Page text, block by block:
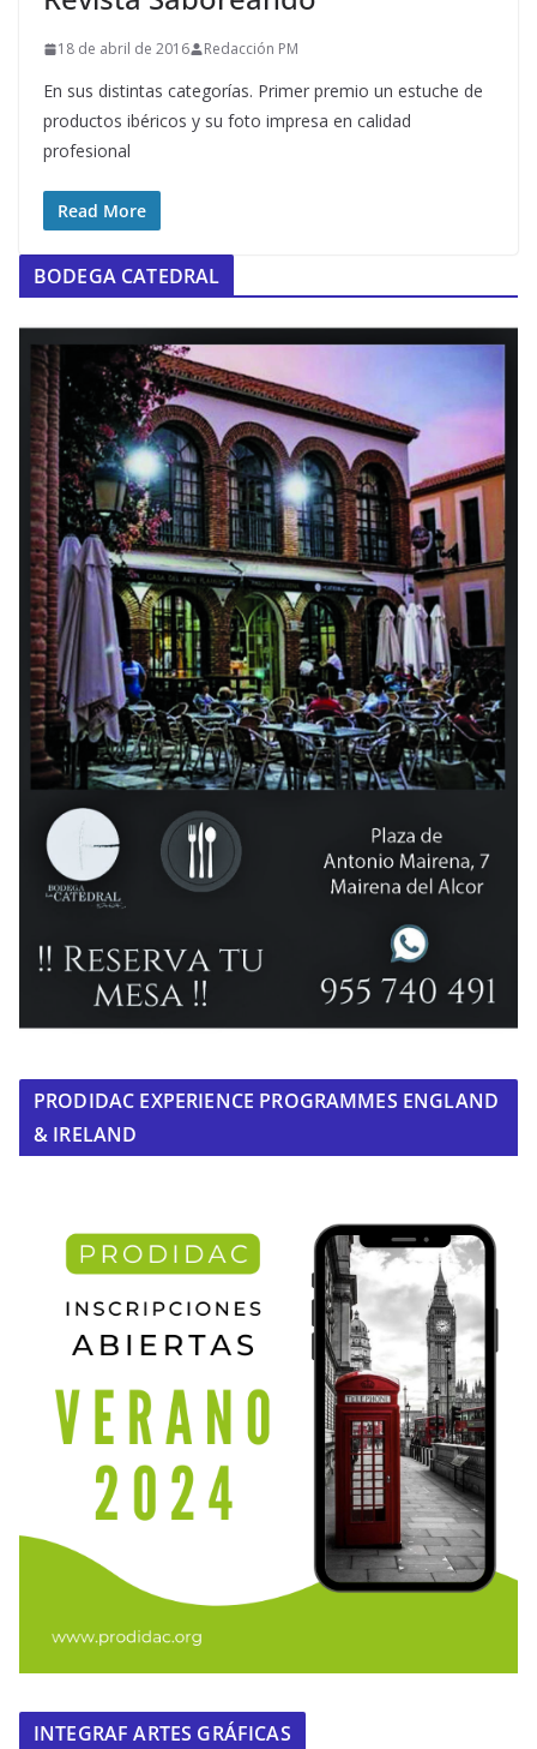
18 de abril de 2016 Redacción PM
En sus distintas categorías. Primer premio un estuche de
productos ibéricos y su foto impresa en calidad
profesional
Read More
BODEGA CATEDRAL
PRODIDAC EXPERIENCE PROGRAMMES ENGLAND
& IRELAND
INTEGRAF ARTES GRÁFICAS